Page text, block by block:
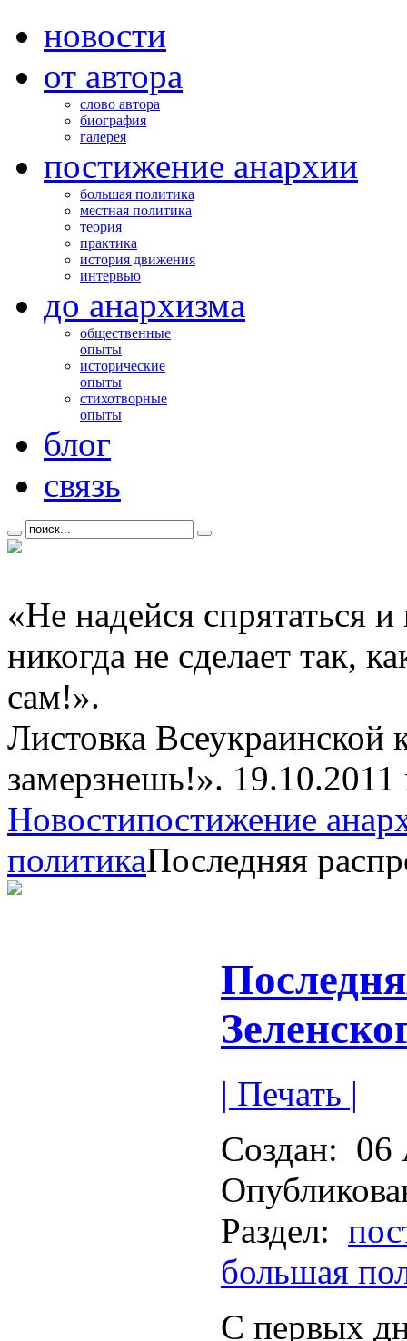
новости
от автора
слово автора
биография
галерея
постижение анархии
большая политика
местная политика
теория
практика
история движения
интервью
до анархизма
общественные
опыты
исторические
опыты
стихотворные
опыты
блог
связь
«Не надейся спрятаться
никогда не сделает так,
сам!».
Листовка Всеукраинской
замерзнешь!». 19.10.2011
Новостипостижение
политикаПоследняя
| Печать |
Создан: 06
Раздел:
большая
С первых